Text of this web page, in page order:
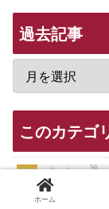
過去記事
このカテゴ
ホーム